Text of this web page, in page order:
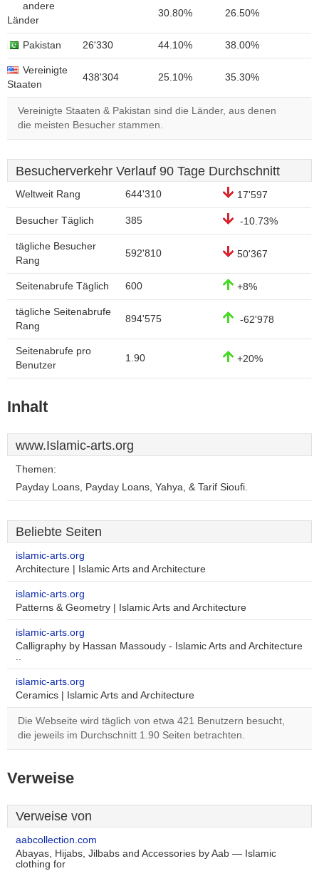
andere
Länder
30.80% 26.50%
Pakistan 26'330 44.10% 38.00%
Vereinigte
Staaten
438'304 25.10% 35.30%
Vereinigte Staaten & Pakistan sind die Länder, aus denen
die meisten Besucher stammen.
Besucherverkehr Verlauf 90 Tage Durchschnitt
Weltweit Rang 644'310 17'597
Besucher Täglich 385 -10.73%
tägliche Besucher
Rang
592'810 50'367
Seitenabrufe Täglich 600 +8%
tägliche Seitenabrufe
Rang
894'575 -62'978
Seitenabrufe pro
Benutzer
1.90 +20%
Inhalt
www.Islamic-arts.org
Themen:
Payday Loans, Payday Loans, Yahya, & Tarif Sioufi.
Beliebte Seiten
islamic-arts.org
Architecture | Islamic Arts and Architecture
islamic-arts.org
Patterns & Geometry | Islamic Arts and Architecture
islamic-arts.org
Calligraphy by Hassan Massoudy - Islamic Arts and Architecture
..
islamic-arts.org
Ceramics | Islamic Arts and Architecture
Die Webseite wird täglich von etwa 421 Benutzern besucht,
die jeweils im Durchschnitt 1.90 Seiten betrachten.
Verweise
Verweise von
aabcollection.com
Abayas, Hijabs, Jilbabs and Accessories by Aab — Islamic
clothing for